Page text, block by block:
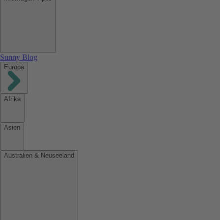
Sunny Blog
Europa
Afrika
Asien
Australien & Neuseeland